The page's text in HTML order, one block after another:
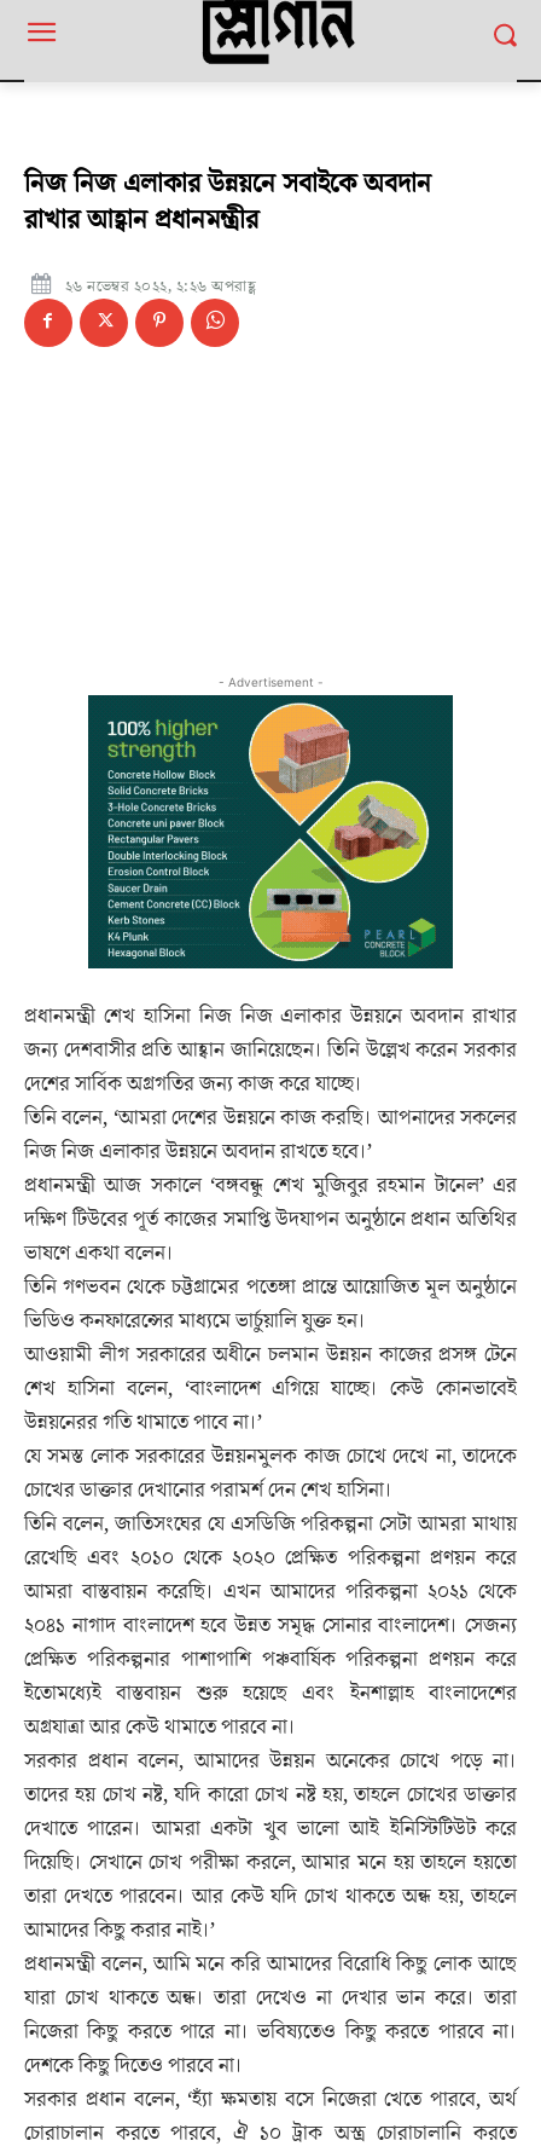
নিজ নিজ এলাকার উন্নয়নে সবাইকে অবদান
রাখার আহ্বান প্রধানমন্ত্রীর
২৬ নভেম্বর ২০২২, ২:২৬ অপরাহ্ণ
- Advertisement -
প্রধানমন্ত্রী শেখ হাসিনা নিজ নিজ এলাকার উন্নয়নে অবদান রাখার
জন্য দেশবাসীর প্রতি আহ্বান জানিয়েছেন। তিনি উল্লেখ করেন সরকার
দেশের সার্বিক অগ্রগতির জন্য কাজ করে যাচ্ছে।
তিনি বলেন, ‘আমরা দেশের উন্নয়নে কাজ করছি। আপনাদের সকলের
নিজ নিজ এলাকার উন্নয়নে অবদান রাখতে হবে।’
প্রধানমন্ত্রী আজ সকালে ‘বঙ্গবন্ধু শেখ মুজিবুর রহমান টানেল’ এর
দক্ষিণ টিউবের পূর্ত কাজের সমাপ্তি উদযাপন অনুষ্ঠানে প্রধান অতিথির
ভাষণে একথা বলেন।
তিনি গণভবন থেকে চট্টগ্রামের পতেঙ্গা প্রান্তে আয়োজিত মূল অনুষ্ঠানে
ভিডিও কনফারেন্সের মাধ্যমে ভার্চুয়ালি যুক্ত হন।
আওয়ামী লীগ সরকারের অধীনে চলমান উন্নয়ন কাজের প্রসঙ্গ টেনে
শেখ হাসিনা বলেন, ‘বাংলাদেশ এগিয়ে যাচ্ছে। কেউ কোনভাবেই
উন্নয়নেরর গতি থামাতে পাবে না।’
যে সমস্ত লোক সরকারের উন্নয়নমুলক কাজ চোখে দেখে না, তাদেকে
চোখের ডাক্তার দেখানোর পরামর্শ দেন শেখ হাসিনা।
তিনি বলেন, জাতিসংঘের যে এসডিজি পরিকল্পনা সেটা আমরা মাথায়
রেখেছি এবং ২০১০ থেকে ২০২০ প্রেক্ষিত পরিকল্পনা প্রণয়ন করে
আমরা বাস্তবায়ন করেছি। এখন আমাদের পরিকল্পনা ২০২১ থেকে
২০৪১ নাগাদ বাংলাদেশ হবে উন্নত সমৃদ্ধ সোনার বাংলাদেশ। সেজন্য
প্রেক্ষিত পরিকল্পনার পাশাপাশি পঞ্চবার্ষিক পরিকল্পনা প্রণয়ন করে
ইতোমধ্যেই বাস্তবায়ন শুরু হয়েছে এবং ইনশাল্লাহ বাংলাদেশের
অগ্রযাত্রা আর কেউ থামাতে পারবে না।
সরকার প্রধান বলেন, আমাদের উন্নয়ন অনেকের চোখে পড়ে না।
তাদের হয় চোখ নষ্ট, যদি কারো চোখ নষ্ট হয়, তাহলে চোখের ডাক্তার
দেখাতে পারেন। আমরা একটা খুব ভালো আই ইনিস্টিটিউট করে
দিয়েছি। সেখানে চোখ পরীক্ষা করলে, আমার মনে হয় তাহলে হয়তো
তারা দেখতে পারবেন। আর কেউ যদি চোখ থাকতে অন্ধ হয়, তাহলে
আমাদের কিছু করার নাই।’
প্রধানমন্ত্রী বলেন, আমি মনে করি আমাদের বিরোধি কিছু লোক আছে
যারা চোখ থাকতে অন্ধ। তারা দেখেও না দেখার ভান করে। তারা
নিজেরা কিছু করতে পারে না। ভবিষ্যতেও কিছু করতে পারবে না।
দেশকে কিছু দিতেও পারবে না।
সরকার প্রধান বলেন, ‘হ্যাঁ ক্ষমতায় বসে নিজেরা খেতে পারবে, অর্থ
চোরাচালান করতে পারবে, ঐ ১০ ট্রাক অস্ত্র চোরাচালানি করতে